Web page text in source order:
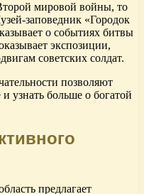
мировой войны, то
заповедник «Городок
о событиях битвы
экспозиции,
советских солдат.
позволяют
узнать больше о богатой
предлагает